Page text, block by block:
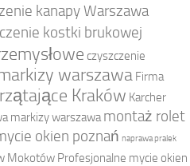
kanapy Warszawa
kostki brukowej
czyszczenie
warszawa Firma
Kraków Karcher
markizy warszawa montaż rolet
okien poznań naprawa pralek
Mokotów Profesjonalne mycie okien